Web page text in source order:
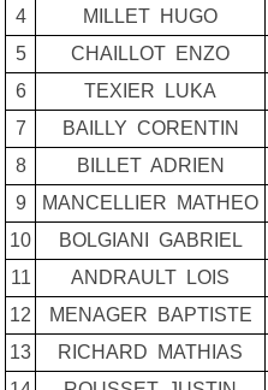
4
MILLET HUGO
5
CHAILLOT ENZO
6
TEXIER LUKA
7
BAILLY CORENTIN
8
BILLET ADRIEN
9
MANCELLIER MATHEO
10
BOLGIANI GABRIEL
11
ANDRAULT LOIS
12
MENAGER BAPTISTE
13
RICHARD MATHIAS